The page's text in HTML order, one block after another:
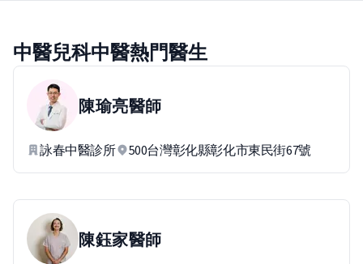
中醫兒科中醫熱門醫生
陳瑜亮醫師
詠春中醫診所 500台灣彰化縣彰化市東民街67號
陳鈺家醫師